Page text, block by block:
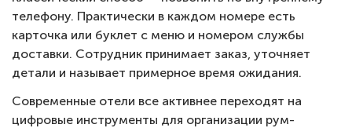
телефону. Практически в каждом номере есть
карточка или буклет с меню и номером службы
доставки. Сотрудник принимает заказ, уточняет
детали и называет примерное время ожидания.
Современные отели все активнее переходят на
цифровые инструменты для организации рум-